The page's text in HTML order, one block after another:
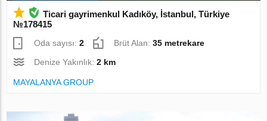
Ticari gayrimenkul Kadıköy, İstanbul, Türkiye
№178415
Oda sayısı:2 Brüt Alan:35 metrekare
Denize Yakınlık:2 km
MAYALANYA GROUP